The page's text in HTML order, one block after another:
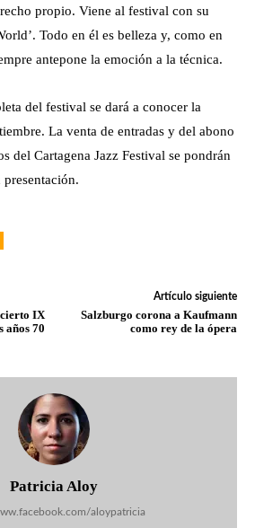
propio. Viene al festival con su
Todo en él es belleza y, como en
antepone la emoción a la técnica.
del festival se dará a conocer la
La venta de entradas y del abono
del Cartagena Jazz Festival se pondrán
IX
años 70
Artículo siguiente
Salzburgo corona a Kaufmann
como rey de la ópera
Patricia Aloy
aloypatricia